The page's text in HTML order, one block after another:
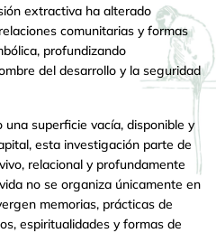
extractiva ha alterado
comunitarias y formas
profundizando
del desarrollo y la seguridad
superficie vacía, disponible y
esta investigación parte de
relacional y profundamente
no se organiza únicamente en
memorias, prácticas de
espiritualidades y formas de